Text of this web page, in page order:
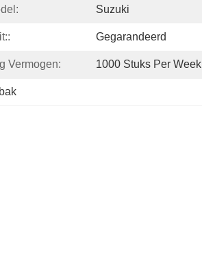
Suzuki
Gegarandeerd
Vermogen: 1000 Stuks Per Week